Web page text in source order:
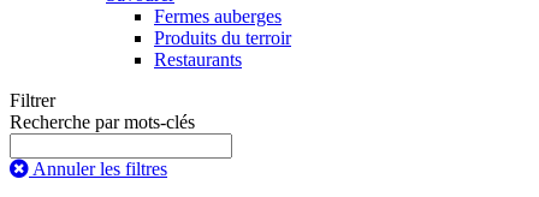
Fermes auberges
Produits du terroir
Restaurants
Filtrer
Recherche par mots-clés
Annuler les filtres